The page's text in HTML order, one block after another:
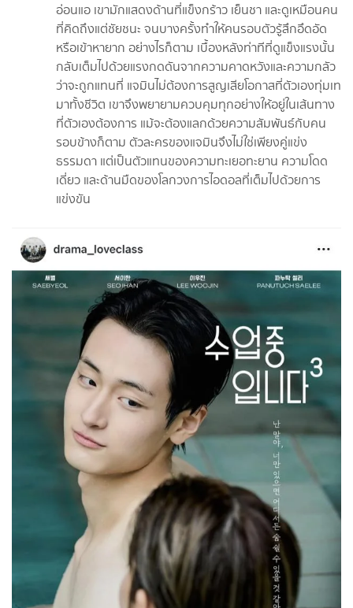
อ่อนแอ เขามักแสดงด้านที่แข็งกร้าว เย็นชา และดูเหมือนคน
ที่คิดถึงแต่ชัยชนะ จนบางครั้งทำให้คนรอบตัวรู้สึกอึดอัด
หรือเข้าหายาก อย่างไรก็ตาม เบื้องหลังท่าทีที่ดูแข็งแรงนั้น
กลับเต็มไปด้วยแรงกดดันจากความคาดหวังและความกลัว
ว่าจะถูกแทนที่ แจมินไม่ต้องการสูญเสียโอกาสที่ตัวเองทุ่มเท
มาทั้งชีวิต เขาจึงพยายามควบคุมทุกอย่างให้อยู่ในเส้นทาง
ที่ตัวเองต้องการ แม้จะต้องแลกด้วยความสัมพันธ์กับคน
รอบข้างก็ตาม ตัวละครของแจมินจึงไม่ใช่เพียงคู่แข่ง
ธรรมดา แต่เป็นตัวแทนของความทะเยอทะยาน ความโดด
เดี่ยว และด้านมืดของโลกวงการไอดอลที่เต็มไปด้วยการ
แข่งขัน